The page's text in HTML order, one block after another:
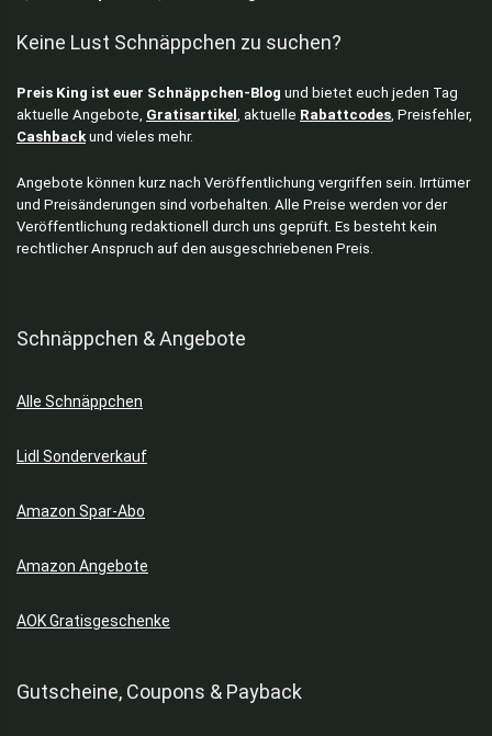
Spielzeug
Tastaturen
Thermosflaschen
TV & Video
Alle Kategorien
Keine Lust Schnäppchen zu suchen?
Preis King ist euer Schnäppchen-Blog und bietet euch jeden Tag
aktuelle Angebote, Gratisartikel , aktuelle Rabattcodes , Preisfehler,
Cashback und vieles mehr.
Angebote können kurz nach Veröffentlichung vergriffen sein. Irrtümer
und Preisänderungen sind vorbehalten. Alle Preise werden vor der
Veröffentlichung redaktionell durch uns geprüft. Es besteht kein
rechtlicher Anspruch auf den ausgeschriebenen Preis.
Schnäppchen & Angebote
Alle Schnäppchen
Lidl Sonderverkauf
Amazon Spar-Abo
Amazon Angebote
AOK Gratisgeschenke
Gutscheine, Coupons & Payback